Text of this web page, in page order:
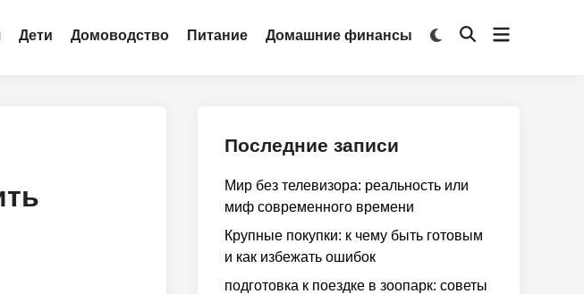
Дети Домоводство Питание Домашние финансы
Переключить
на
ОткрытьОткрыть
Последние записи
Мир без телевизора: реальность или
миф современного времени
Крупные покупки: к чему быть готовым
и как избежать ошибок
подготовка к поездке в зоопарк: советы